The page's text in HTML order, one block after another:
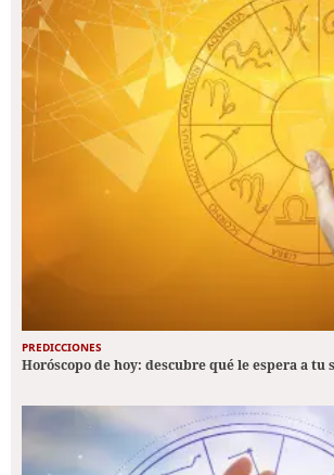
PREDICCIONES
Horóscopo de hoy: descubre qué le espera a tu